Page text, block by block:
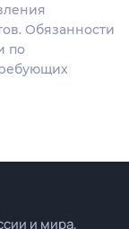
Обязанности
по
и мира,